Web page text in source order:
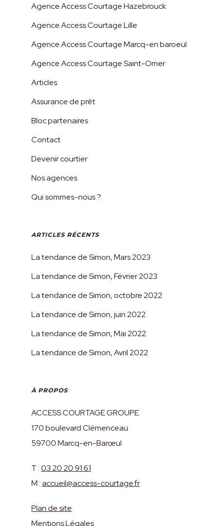
Agence Access Courtage Hazebrouck
Agence Access Courtage Lille
Agence Access Courtage Marcq-en baroeul
Agence Access Courtage Saint-Omer
Articles
Assurance de prêt
Bloc partenaires
Contact
Devenir courtier
Nos agences
Qui sommes-nous ?
ARTICLES RÉCENTS
La tendance de Simon, Mars 2023
La tendance de Simon, Février 2023
La tendance de Simon, octobre 2022
La tendance de Simon, juin 2022
La tendance de Simon, Mai 2022
La tendance de Simon, Avril 2022
À PROPOS
ACCESS COURTAGE GROUPE
170 boulevard Clémenceau
59700 Marcq-en-Barœul
T :03 20 20 91 61
M :accueil@access-courtage.fr
Plan de site
Mentions Légales